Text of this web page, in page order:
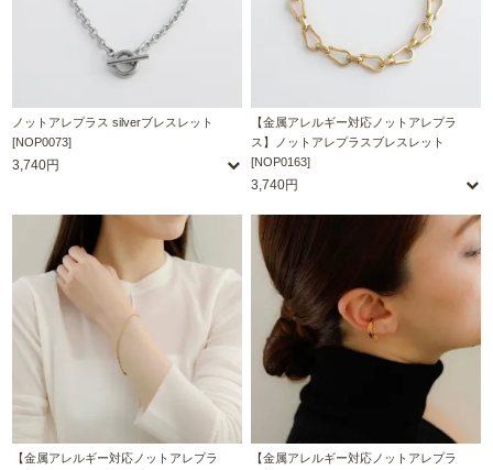
ノットアレプラス silverブレスレット
[NOP0073]
3,740円
【金属アレルギー対応ノットアレプラ
ス】ノットアレプラスブレスレット
[NOP0163]
3,740円
【金属アレルギー対応ノットアレプラ
【金属アレルギー対応ノットアレプラ